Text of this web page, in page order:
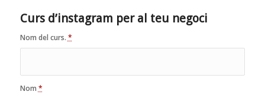
Curs d’instagram per al teu negoci
Nom del curs. *
Nom *